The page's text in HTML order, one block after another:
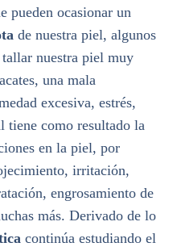
pueden ocasionar un
de nuestra piel, algunos
nuestra piel muy
una mala
excesiva, estrés,
tiene como resultado la
en la piel, por
irritación,
engrosamiento de
más. Derivado de lo
continúa estudiando el